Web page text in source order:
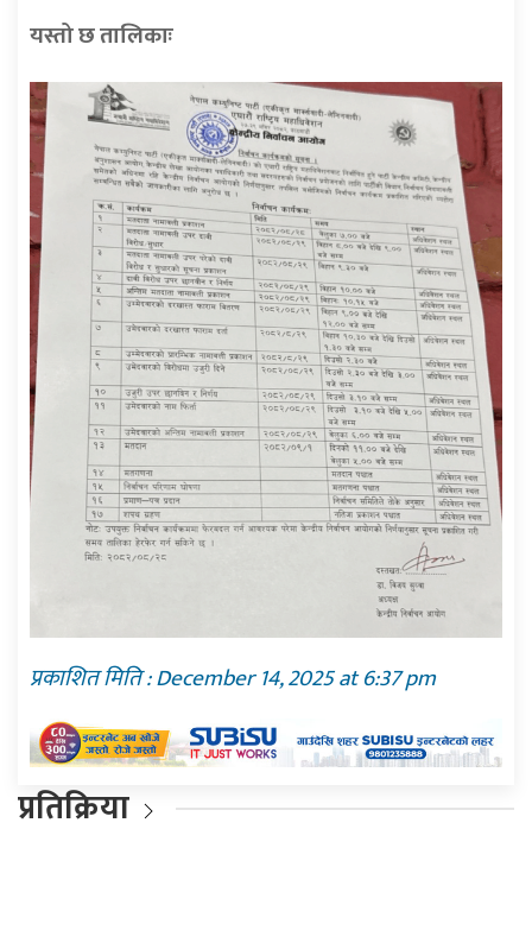
यस्तो छ तालिकाः
प्रकाशित मिति : December 14, 2025 at 6:37 pm
प्रतिक्रिया